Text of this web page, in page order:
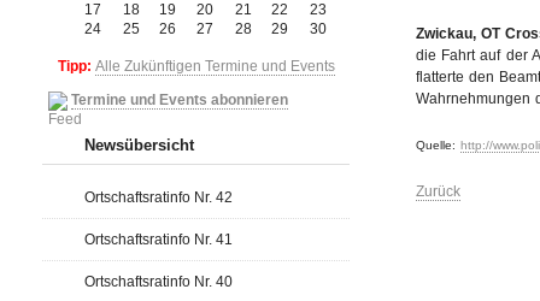
17
18 19 20 21 22
23
24
25 26 27 28 29 30
Tipp: Alle Zukünftigen Termine und Events
Termine und Events abonnieren
Newsübersicht
Ortschaftsratinfo Nr. 42
Ortschaftsratinfo Nr. 41
Ortschaftsratinfo Nr. 40
Zwickau, OT
die Fahrt auf der
flatterte den
Wahrnehmungen
Quelle:http://
Zurück